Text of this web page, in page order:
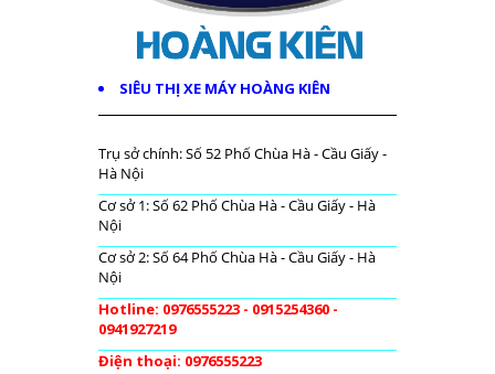
SIÊU THỊ XE MÁY HOÀNG KIÊN
Trụ sở chính: Số 52 Phố Chùa Hà - Cầu Giấy -
Hà Nội
Cơ sở 1: Số 62 Phố Chùa Hà - Cầu Giấy - Hà
Nội
Cơ sở 2: Số 64 Phố Chùa Hà - Cầu Giấy - Hà
Nội
Hotline: 0976555223 - 0915254360 -
0941927219
Điện thoại: 0976555223